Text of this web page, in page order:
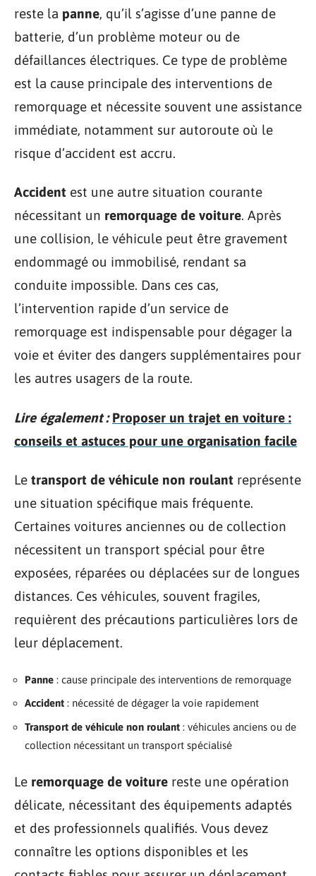
reste la panne, qu’il s’agisse d’une panne de
batterie, d’un problème moteur ou de
défaillances électriques. Ce type de problème
est la cause principale des interventions de
remorquage et nécessite souvent une assistance
immédiate, notamment sur autoroute où le
risque d’accident est accru.
Accident est une autre situation courante
nécessitant un remorquage de voiture. Après
une collision, le véhicule peut être gravement
endommagé ou immobilisé, rendant sa
conduite impossible. Dans ces cas,
l’intervention rapide d’un service de
remorquage est indispensable pour dégager la
voie et éviter des dangers supplémentaires pour
les autres usagers de la route.
Lire également : Proposer un trajet en voiture :
conseils et astuces pour une organisation facile
Le transport de véhicule non roulant représente
une situation spécifique mais fréquente.
Certaines voitures anciennes ou de collection
nécessitent un transport spécial pour être
exposées, réparées ou déplacées sur de longues
distances. Ces véhicules, souvent fragiles,
requièrent des précautions particulières lors de
leur déplacement.
Panne : cause principale des interventions de remorquage
Accident : nécessité de dégager la voie rapidement
Transport de véhicule non roulant : véhicules anciens ou de
collection nécessitant un transport spécialisé
Le remorquage de voiture reste une opération
délicate, nécessitant des équipements adaptés
et des professionnels qualifiés. Vous devez
connaître les options disponibles et les